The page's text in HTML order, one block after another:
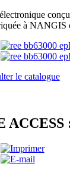
à NANGIS
le catalogue
ACCESS